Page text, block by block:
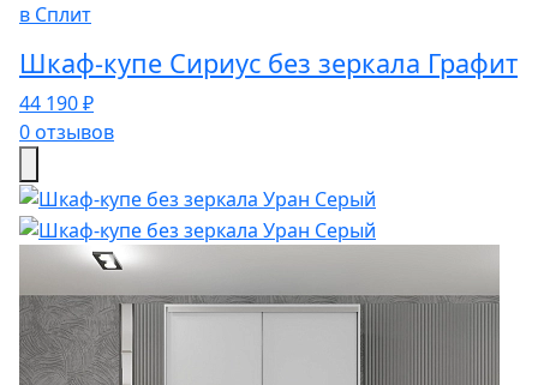
в Сплит
Шкаф-купе Сириус без зеркала Графит
44 190 ₽
0 отзывов